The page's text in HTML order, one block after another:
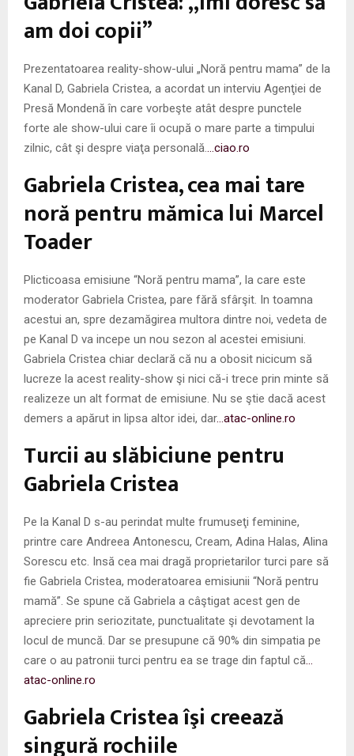
N
U
am doi copii”
Prezentatoarea reality-show-ului „Noră pentru mama” de la
Kanal D, Gabriela Cristea, a acordat un interviu Agenţiei de
Presă Mondenă în care vorbeşte atât despre punctele
forte ale show-ului care îi ocupă o mare parte a timpului
zilnic, cât şi despre viaţa personală.
…ciao.ro
Gabriela Cristea, cea mai tare
noră pentru mămica lui Marcel
Toader
Plicticoasa emisiune “Noră pentru mama”, la care este
moderator Gabriela Cristea, pare fără sfârşit. In toamna
acestui an, spre dezamăgirea multora dintre noi, vedeta de
pe Kanal D va incepe un nou sezon al acestei emisiuni.
Gabriela Cristea chiar declară că nu a obosit nicicum să
lucreze la acest reality-show şi nici că-i trece prin minte să
realizeze un alt format de emisiune. Nu se ştie dacă acest
demers a apărut in lipsa altor idei, dar…atac-online.ro
Turcii au slăbiciune pentru
Gabriela Cristea
Pe la Kanal D s-au perindat multe frumuseţi feminine,
printre care Andreea Antonescu, Cream, Adina Halas, Alina
Sorescu etc. Insă cea mai dragă proprietarilor turci pare să
fie Gabriela Cristea, moderatoarea emisiunii “Noră pentru
mamă”. Se spune că Gabriela a câştigat acest gen de
apreciere prin seriozitate, punctualitate şi devotament la
locul de muncă. Dar se presupune că 90% din simpatia pe
care o au patronii turci pentru ea se trage din faptul că
atac-online.ro
Gabriela Cristea îşi creează
singură rochiile